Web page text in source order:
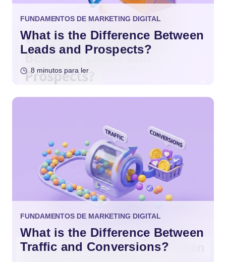
FUNDAMENTOS DE MARKETING DIGITAL
What is the Difference Between
Leads and Prospects?
8 minutos para ler
FUNDAMENTOS DE MARKETING DIGITAL
What is the Difference Between
Traffic and Conversions?